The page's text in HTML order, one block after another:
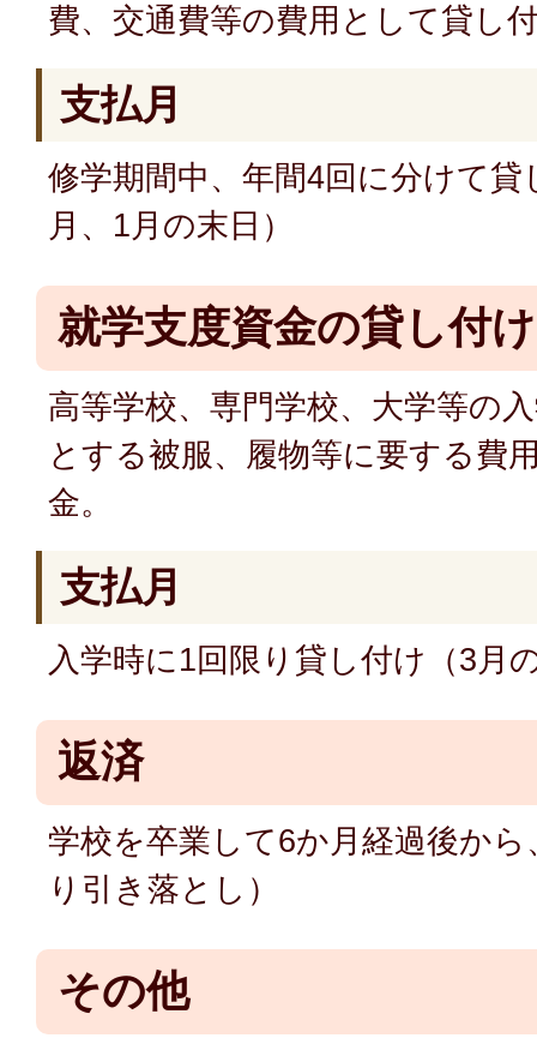
費、交通費等の費用として貸し
支払月
修学期間中、年間4回に分けて
月、1月の末日）
就学支度資金の貸し付け
高等学校、専門学校、大学等の
とする被服、履物等に要する費
金。
支払月
入学時に1回限り貸し付け（3月
返済
学校を卒業して6か月経過後か
り引き落とし）
その他